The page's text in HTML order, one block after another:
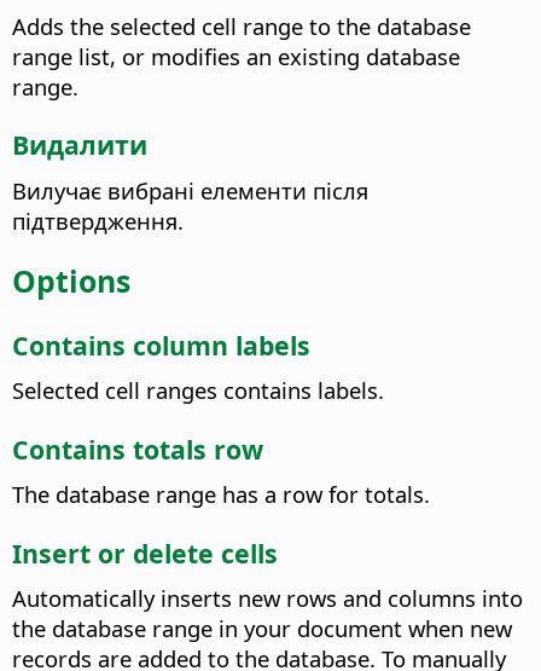
Adds the selected cell range to the database
range list, or modifies an existing database
range.
Видалити
Вилучає вибрані елементи після
підтвердження.
Options
Contains column labels
Selected cell ranges contains labels.
Contains totals row
The database range has a row for totals.
Insert or delete cells
Automatically inserts new rows and columns into
the database range in your document when new
records are added to the database. To manually